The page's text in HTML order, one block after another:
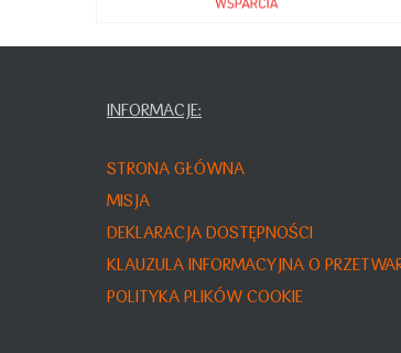
INFORMACJE:
STRONA GŁÓWNA
MISJA
DEKLARACJA DOSTĘPNOŚCI
KLAUZULA INFORMACYJNA O
POLITYKA PLIKÓW COOKIE